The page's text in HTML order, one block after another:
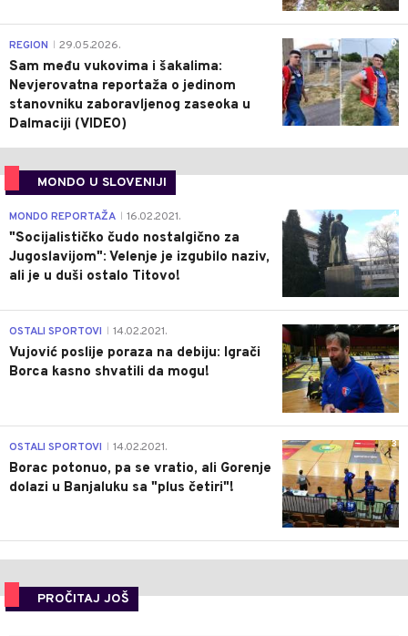
0
REGION 29.05.2026.
Sam među vukovima i šakalima:
Nevjerovatna reportaža o jedinom
stanovniku zaboravljenog zaseoka u
Dalmaciji (VIDEO)
MONDO U SLOVENIJI
4
MONDO REPORTAŽA 16.02.2021.
"Socijalističko čudo nostalgično za
Jugoslavijom": Velenje je izgubilo naziv,
ali je u duši ostalo Titovo!
1
OSTALI SPORTOVI 14.02.2021.
Vujović poslije poraza na debiju: Igrači
Borca kasno shvatili da mogu!
3
OSTALI SPORTOVI 14.02.2021.
Borac potonuo, pa se vratio, ali Gorenje
dolazi u Banjaluku sa "plus četiri"!
PROČITAJ JOŠ